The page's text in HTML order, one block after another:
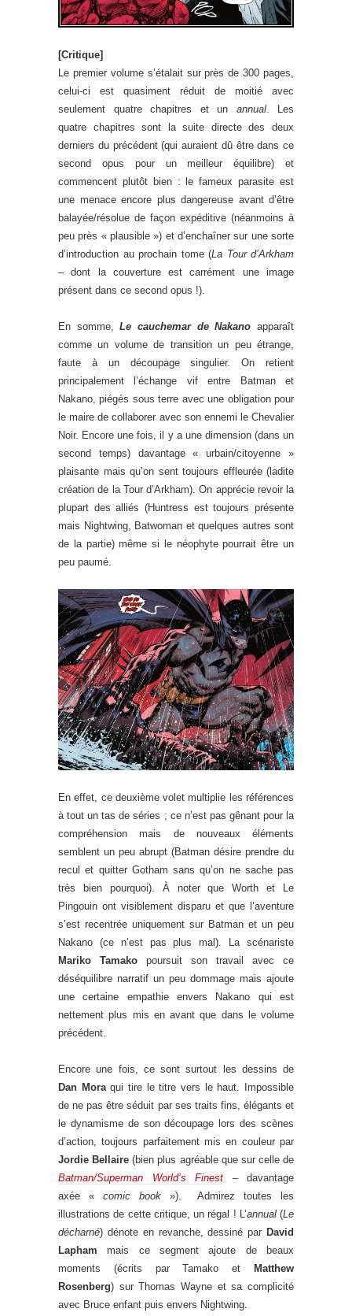
[Critique]
Le premier volume s’étalait sur près de 300 pages,
celui-ci est quasiment réduit de moitié avec
seulement quatre chapitres et un annual. Les
quatre chapitres sont la suite directe des deux
derniers du précédent (qui auraient dû être dans ce
second opus pour un meilleur équilibre) et
commencent plutôt bien : le fameux parasite est
une menace encore plus dangereuse avant d’être
balayée/résolue de façon expéditive (néanmoins à
peu près « plausible ») et d’enchaîner sur une sorte
d’introduction au prochain tome (La Tour d’Arkham
– dont la couverture est carrément une image
présent dans ce second opus !).
En somme,Le cauchemar de Nakano apparaît
comme un volume de transition un peu étrange,
faute à un découpage singulier. On retient
principalement l’échange vif entre Batman et
Nakano, piégés sous terre avec une obligation pour
le maire de collaborer avec son ennemi le Chevalier
Noir. Encore une fois, il y a une dimension (dans un
second temps) davantage « urbain/citoyenne »
plaisante mais qu’on sent toujours effleurée (ladite
création de la Tour d’Arkham). On apprécie revoir la
plupart des alliés (Huntress est toujours présente
mais Nightwing, Batwoman et quelques autres sont
de la partie) même si le néophyte pourrait être un
peu paumé.
En effet, ce deuxième volet multiplie les références
à tout un tas de séries ; ce n’est pas gênant pour la
compréhension mais de nouveaux éléments
semblent un peu abrupt (Batman désire prendre du
recul et quitter Gotham sans qu’on ne sache pas
très bien pourquoi). À noter que Worth et Le
Pingouin ont visiblement disparu et que l’aventure
s’est recentrée uniquement sur Batman et un peu
Nakano (ce n’est pas plus mal). La scénariste
Mariko Tamako poursuit son travail avec ce
déséquilibre narratif un peu dommage mais ajoute
une certaine empathie envers Nakano qui est
nettement plus mis en avant que dans le volume
précédent.
Encore une fois, ce sont surtout les dessins de
Dan Moraqui tire le titre vers le haut. Impossible
de ne pas être séduit par ses traits fins, élégants et
le dynamisme de son découpage lors des scènes
d’action, toujours parfaitement mis en couleur par
Jordie Bellaire(bien plus agréable que sur celle de
Batman/Superman World’s Finest – davantage
axée « comic book»). Admirez toutes les
illustrations de cette critique, un régal ! L’annual(Le
décharné) dénote en revanche, dessiné par David
Lapham mais ce segment ajoute de beaux
moments (écrits par Tamako et
Matthew
Rosenberg) sur Thomas Wayne et sa complicité
avec Bruce enfant puis envers Nightwing.